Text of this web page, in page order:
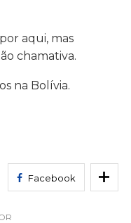
aqui, mas
chamativa.
na Bolívia.
Facebook